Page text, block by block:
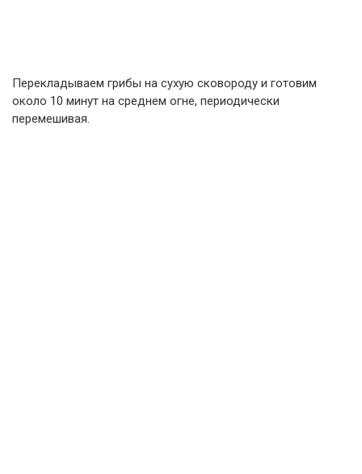
Перекладываем грибы на сухую сковороду и готовим
около 10 минут на среднем огне, периодически
перемешивая.